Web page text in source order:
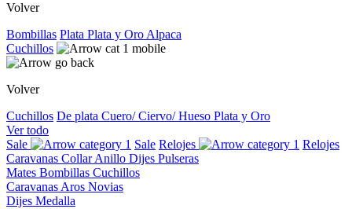
Volver
Bombillas Plata Plata y Oro Alpaca
Cuchillos
Volver
Cuchillos De plata Cuero/ Ciervo/ Hueso Plata y Oro
Ver todo
Sale
Sale Relojes
Relojes
Caravanas CollarAnillo Dijes Pulseras
Mates Bombillas Cuchillos
Caravanas Aros Novias
Dijes Medalla